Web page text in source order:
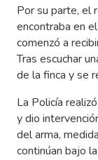
Por su parte, el
encontraba en
comenzó a
Tras escuchar
de la finca y se
La Policía
y dio
del arma,
continúan bajo